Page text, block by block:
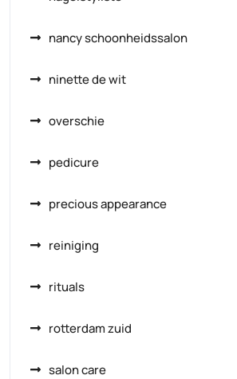
nancy schoonheidssalon
ninette de wit
overschie
pedicure
precious appearance
reiniging
rituals
rotterdam zuid
salon care